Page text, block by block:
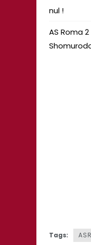
nul !
AS Roma
Tags: